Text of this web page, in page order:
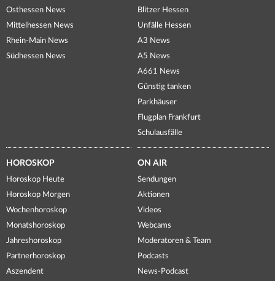
Osthessen News
Mittelhessen News
Rhein-Main News
Südhessen News
Blitzer Hessen
Unfälle Hessen
A3 News
A5 News
A661 News
Günstig tanken
Parkhäuser
Flugplan Frankfurt
Schulausfälle
HOROSKOP
Horoskop Heute
Horoskop Morgen
Wochenhoroskop
Monatshoroskop
Jahreshoroskop
Partnerhoroskop
Aszendent
ON AIR
Sendungen
Aktionen
Videos
Webcams
Moderatoren & Team
Podcasts
News-Podcast